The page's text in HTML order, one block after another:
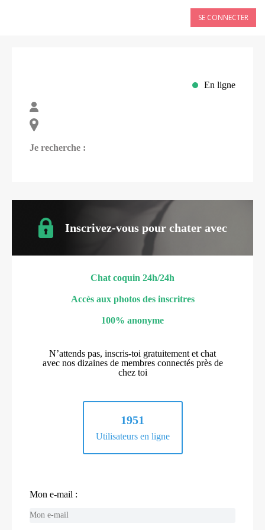
SE CONNECTER
En ligne
Je recherche :
Inscrivez-vous pour chater avec
Chat coquin 24h/24h
Accès aux photos des inscritres
100% anonyme
N’attends pas, inscris-toi gratuitement et chat
avec nos dizaines de membres connectés près de
chez toi
1951
Utilisateurs en ligne
Mon e-mail :